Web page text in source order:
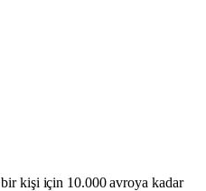
kişi için 10.000 avroya kadar